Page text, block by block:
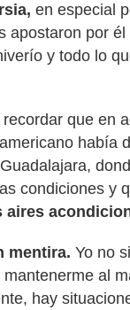
en especial
apostaron por
y todo lo
que en
había
condiciones y
aires
mentira. Yo no
al
hay